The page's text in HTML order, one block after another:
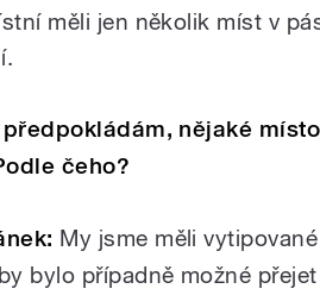
měli jen několik míst v
nějaké
čeho?
My jsme měli
bylo případně možné